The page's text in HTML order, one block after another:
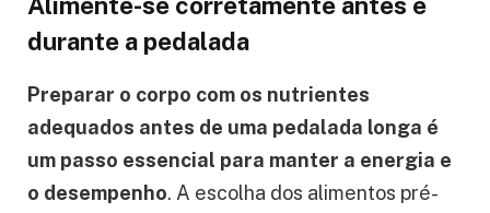
Alimente-se corretamente antes e
durante a pedalada
Preparar o corpo com os nutrientes
adequados antes de uma pedalada longa é
um passo essencial para manter a energia e
o desempenho. A escolha dos alimentos pré-